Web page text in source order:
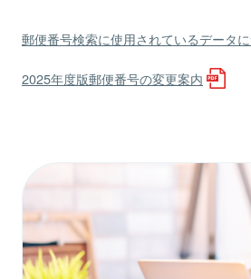
郵便番号検索に使用されているデータ
2025年度版郵便番号の変更案内